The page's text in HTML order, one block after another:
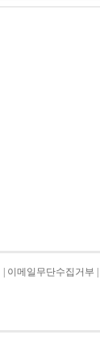
이메일무단수집거부